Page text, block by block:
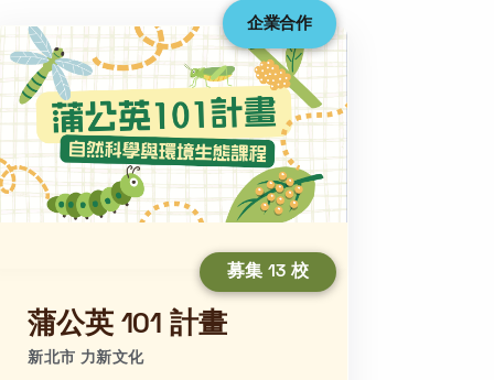
企業合作
募集 13 校
蒲公英 101 計畫
新北市 力新文化